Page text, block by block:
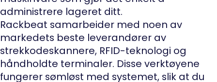
administrere lageret ditt.
Rackbeat samarbeider med noen av
markedets beste leverandører av
strekkodeskannere, RFID-teknologi og
håndholdte terminaler. Disse verktøyene
fungerer sømløst med systemet, slik at du